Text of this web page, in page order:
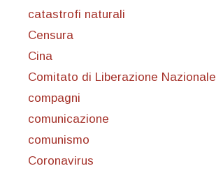
catastrofi naturali
Censura
Cina
Comitato di Liberazione Nazionale
compagni
comunicazione
comunismo
Coronavirus